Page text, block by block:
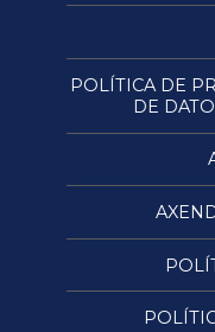
POLÍTICA DE
DE